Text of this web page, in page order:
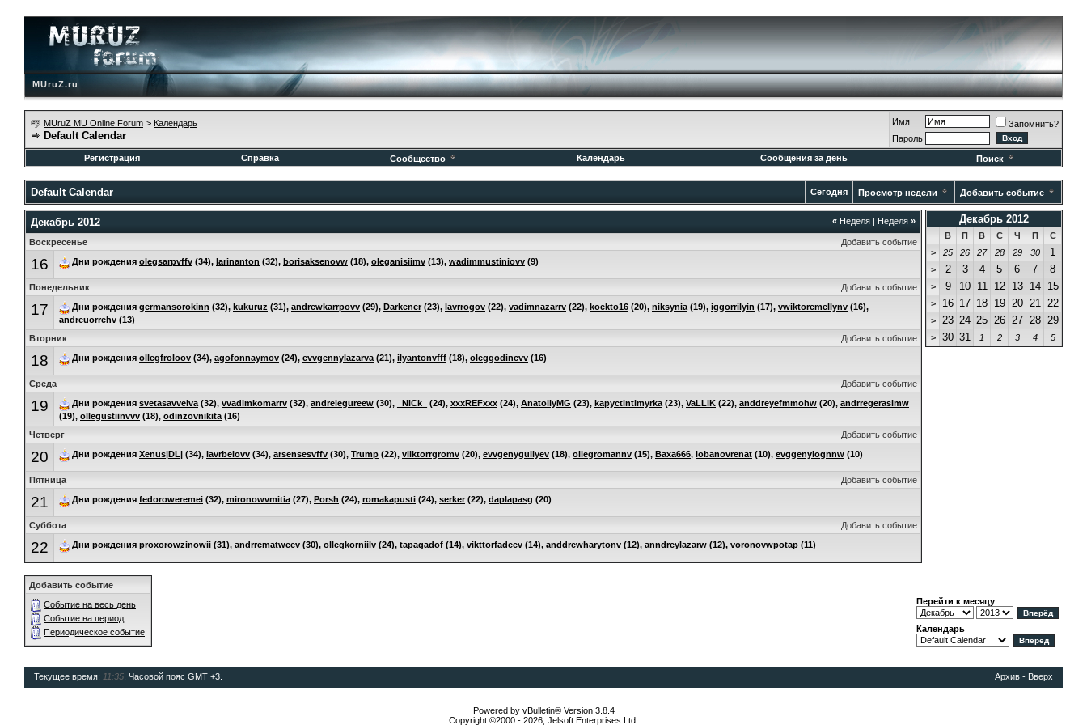
MUruZ.ru
MUruZ MU Online Forum > Календарь
Default Calendar
Имя
Запомнить?
Пароль
Регистрация
Справка Сообщество Календарь Сообщения за день Поиск
Default Calendar Сегодня Просмотр недели Добавить событие
« Неделя | Неделя »
Декабрь 2012
Добавить событие
Воскресенье
16 Дни рождения olegsarpvffv (34), larinanton (32), borisaksenovw (18), oleganisiimv (13), wadimmustiniovv (9)
Добавить событие
Понедельник
17 Дни рождения germansorokinn (32), kukuruz (31), andrewkarrpovv (29), Darkener(23), lavrrogov (22), vadimnazarrv (22), koekto16 (20), niksynia(19), iggorrilyin (17), vwiktoremellynv (16),
andreuorrehv (13)
Добавить событие
Вторник
18 Дни рождения ollegfroloov (34), agofonnaymov (24), evvgennylazarva(21), ilyantonvfff (18), oleggodincvv (16)
Добавить событие
Среда
19 Дни рождения svetasavvelva(32), vvadimkomarrv (32), andreiegureew (30), _NiCk_ (24), xxxREFxxx (24), AnatoliyMG (23), kapyctintimyrka(23), VaLLiK (22), anddreyefmmohw (20), andrregerasimw
(19), ollegustiinvvv (18), odinzovnikita (16)
Добавить событие
Четверг
20 Дни рождения Xenus|DL| (34), lavrbelovv (34), arsensesvffv (30), Trump (22), viiktorrgromv (20), evvgenygullyev (18), ollegromannv (15), Baxa666, lobanovrenat (10), evggenylognnw (10)
Добавить событие
Пятница
21 Дни рождения fedoroweremei (32), mironowvmitia(27), Porsh (24), romakapusti (24), serker(22), daplapasg (20)
Добавить событие
Суббота
22 Дни рождения proxorowzinowii (31), andrrematweev (30), ollegkorniilv (24), tapagadof (14), vikttorfadeev (14), anddrewharytonv (12), anndreylazarw (12), voronovwpotap (11)
Декабрь 2012
В П В С Ч П
С
>
25 26 27 28 29 30 1
> 2 3 4 5 6 7 8
> 9 10 11 12 13 14 15
> 16 17 18 19 20 21 22
> 23 24 25 26 27 28 29
> 30 31 1 2 3 4 5
Добавить событие
Событие на весь день
Событие на период
Периодическое событие
Перейти к месяцу
Календарь
Текущее время: 11:35 . Часовой пояс GMT +3. Архив - Вверх
Powered by vBulletin® Version 3.8.4
Copyright ©2000 - 2026, Jelsoft Enterprises Ltd.